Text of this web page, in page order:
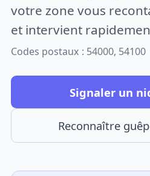
votre zone vous
et intervient
Codes postaux : 54000, 54100
Signaler un
Reconnaître